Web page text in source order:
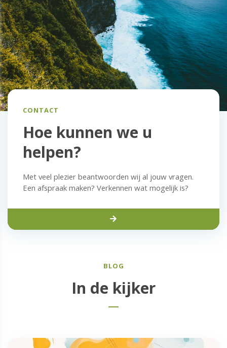
CONTACT
Hoe kunnen we u
helpen?
Met veel plezier beantwoorden wij al jouw vragen.
Een afspraak maken? Verkennen wat mogelijk is?
BLOG
In de kijker